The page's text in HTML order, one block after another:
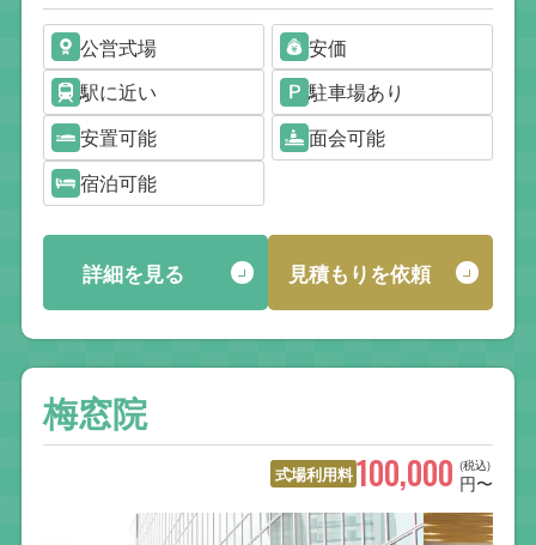
公営式場
安価
駅に近い
駐車場あり
安置可能
面会可能
宿泊可能
詳細を見る 見積もりを依頼
梅窓院
式場利用料 (税込)
100,000 円〜